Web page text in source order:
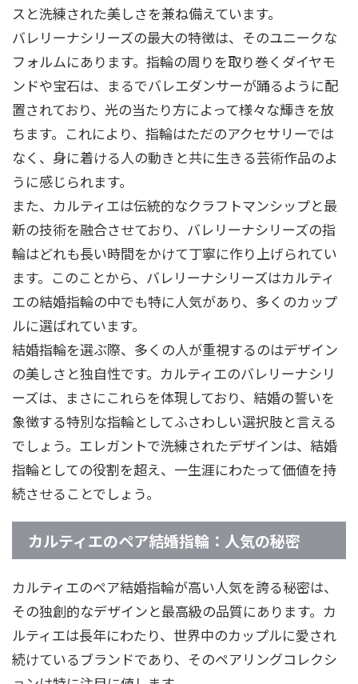
スと洗練された美しさを兼ね備えています。
バレリーナシリーズの最大の特徴は、そのユニークな
フォルムにあります。指輪の周りを取り巻くダイヤモ
ンドや宝石は、まるでバレエダンサーが踊るように配
置されており、光の当たり方によって様々な輝きを放
ちます。これにより、指輪はただのアクセサリーでは
なく、身に着ける人の動きと共に生きる芸術作品のよ
うに感じられます。
また、カルティエは伝統的なクラフトマンシップと最
新の技術を融合させており、バレリーナシリーズの指
輪はどれも長い時間をかけて丁寧に作り上げられてい
ます。このことから、バレリーナシリーズはカルティ
エの結婚指輪の中でも特に人気があり、多くのカップ
ルに選ばれています。
結婚指輪を選ぶ際、多くの人が重視するのはデザイン
の美しさと独自性です。カルティエのバレリーナシリ
ーズは、まさにこれらを体現しており、結婚の誓いを
象徴する特別な指輪としてふさわしい選択肢と言える
でしょう。エレガントで洗練されたデザインは、結婚
指輪としての役割を超え、一生涯にわたって価値を持
続させることでしょう。
カルティエのペア結婚指輪：人気の秘密
カルティエのペア結婚指輪が高い人気を誇る秘密は、
その独創的なデザインと最高級の品質にあります。カ
ルティエは長年にわたり、世界中のカップルに愛され
続けているブランドであり、そのペアリングコレクシ